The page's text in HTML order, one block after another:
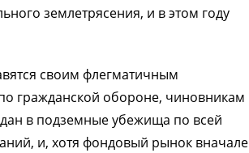
землетрясения, и в этом году
своим флегматичным
гражданской обороне, чиновникам
в подземные убежища по всей
и, хотя фондовый рынок вначале